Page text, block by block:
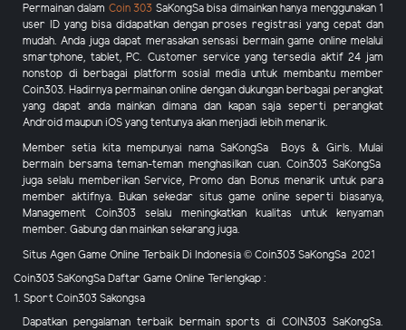
Permainan dalam Coin 303 SaKongSabisa dimainkan hanya menggunakan 1
user ID yang bisa didapatkan dengan proses registrasi yang cepat dan
mudah. Anda juga dapat merasakan sensasi bermain game online melalui
smartphone, tablet, PC. Customer service yang tersedia aktif 24 jam
nonstop di berbagai platform sosial media untuk membantu member
Coin303. Hadirnya permainan online dengan dukungan berbagai perangkat
yang dapat anda mainkan dimana dan kapan saja seperti perangkat
Android maupun iOS yang tentunya akan menjadi lebih menarik.
Member setia kita mempunyai nama SaKongSa Boys & Girls. Mulai
bermain bersama teman-teman menghasilkan cuan.Coin303SaKongSa
juga selalu memberikan Service, Promo dan Bonusmenarik untuk para
member aktifnya. Bukan sekedar situs game online seperti biasanya,
ManagementCoin303selalu meningkatkan kualitas untuk kenyaman
member. Gabung dan mainkan sekarang juga.
Situs Agen Game Online Terbaik Di Indonesia © Coin303 SaKongSa 2021
Coin303 SaKongSa Daftar Game Online Terlengkap :
1. Sport Coin303 Sakongsa
Dapatkan pengalaman terbaik bermain sports di COIN303 SaKongSa.